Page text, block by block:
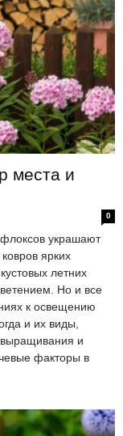
места и
0
украшают
ярких
летних
Но и все
к освещению
и их виды,
и
факторы в